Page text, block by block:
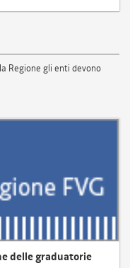
Regione gli enti devono
delle graduatorie